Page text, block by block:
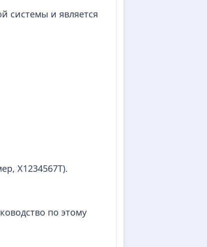
системы и является
X1234567T).
по этому